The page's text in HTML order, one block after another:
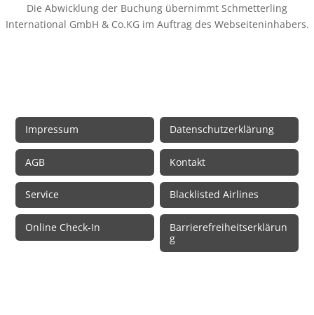
Die Abwicklung der Buchung übernimmt Schmetterling
International GmbH & Co.KG im Auftrag des Webseiteninhabers.
Impressum Datenschutzerklärung
AGB Kontakt
Service Blacklisted Airlines
Online Check-In
Barrierefreiheitserklärun
g